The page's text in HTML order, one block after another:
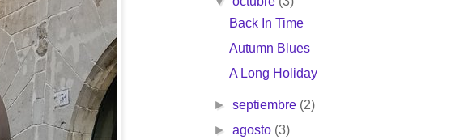
Back In Time
Autumn Blues
A Long Holiday
► septiembre (2)
► agosto (3)